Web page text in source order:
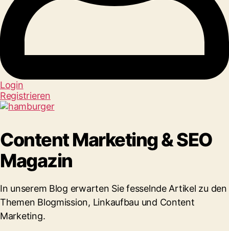
Login
Registrieren
Content Marketing & SEO
Magazin
In unserem Blog erwarten Sie fesselnde Artikel zu den
Themen Blogmission, Linkaufbau und Content
Marketing.